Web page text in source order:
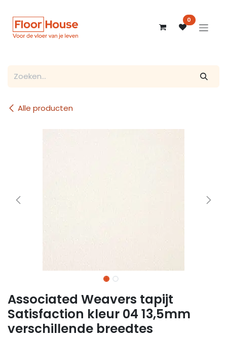
0
Alle producten
Associated Weavers tapijt
Satisfaction kleur 04 13,5mm
verschillende breedtes